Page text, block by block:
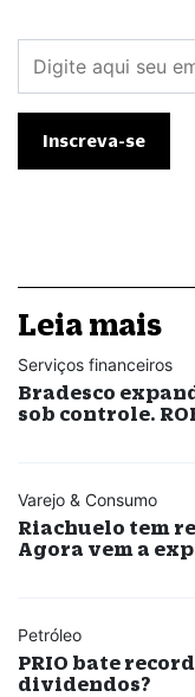
Leia mais
Serviços financeiros
Bradesco
sob controle.
Varejo & Consumo
Riachuelo tem
Agora vem a
Petróleo
PRIO bate
dividendos?